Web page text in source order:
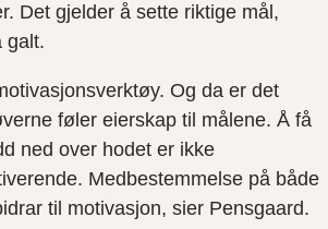
Det gjelder å sette riktige mål,
galt.
Og da er det
føler eierskap til målene. Å få
ned over hodet er ikke
Medbestemmelse på både
til motivasjon, sier Pensgaard.